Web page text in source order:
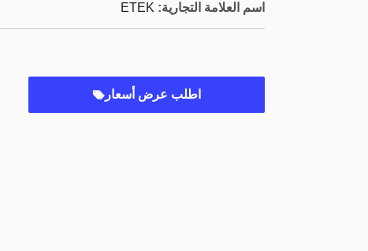
اسم العلامة التجارية: ETEK
اطلب عرض أسعار